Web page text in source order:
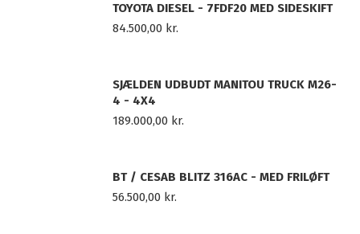
TOYOTA DIESEL - 7FDF20 MED SIDESKIFT
84.500,00 kr.
SJÆLDEN UDBUDT MANITOU TRUCK M26-
4 - 4X4
189.000,00 kr.
BT / CESAB BLITZ 316AC - MED FRILØFT
56.500,00 kr.